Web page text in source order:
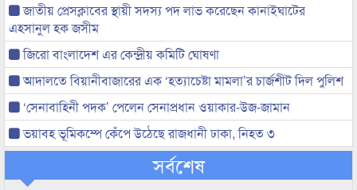
জাতীয় প্রেসক্লাবের স্থায়ী সদস্য পদ লাভ করেছেন কানাইঘাটের
এহসানুল হক জসীম
জিরো বাংলাদেশ এর কেন্দ্রীয় কমিটি ঘোষণা
আদালতে বিয়ানীবাজারের এক ‘হত্যাচেষ্টা মামলা’র চার্জশীট দিল পুলিশ
‘সেনাবাহিনী পদক’ পেলেন সেনাপ্রধান ওয়াকার-উজ-জামান
ভয়াবহ ভূমিকম্পে কেঁপে উঠেছে রাজধানী ঢাকা, নিহত ৩
সর্বশেষ